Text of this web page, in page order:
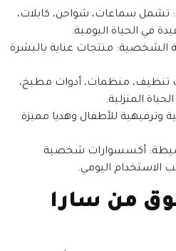
تشمل سماعات، شواحن، كابلات،
في الحياة اليومية.
الشخصية: منتجات عناية بالبشرة
تنظيف، منظمات، أدوات مطبخ،
المنزلية.
وترفيهية للأطفال وهديا مميزة
أكسسوارات شخصية
الاستخدام اليومي.
من سارا